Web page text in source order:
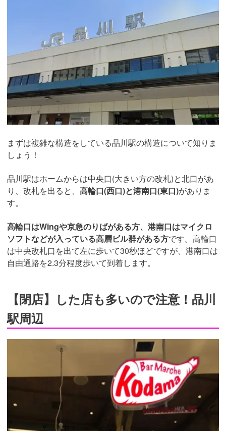
まずは複雑な構造をしている品川駅の構造について知りま
しょう！
品川駅はホームからは中央口(大きい方の改札)と北口があ
り、改札を出ると、 高輪口(西口)と港南口(東口)がありま
す。
高輪口はWingや京急のりばがある方、港南口はマイクロ
ソフトなどが入っている高層ビル群がある方です。高輪口
は中央改札口を出て左に歩いて30秒ほどですが、港南口は
自由通路を2.3分程度歩いて到着します。
【閉店】した店も多いので注意！品川
駅周辺